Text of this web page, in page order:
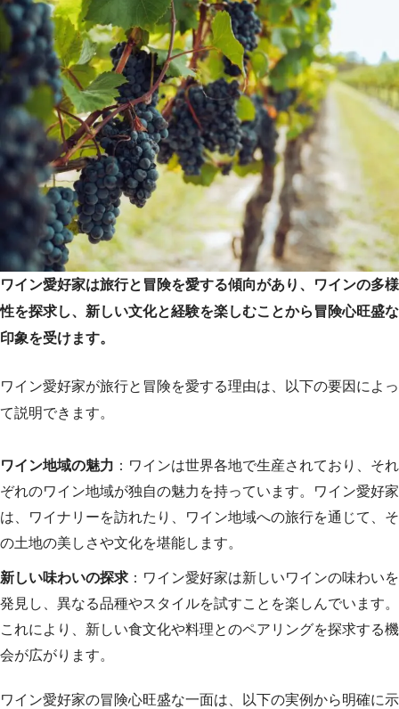
ワイン愛好家は旅行と冒険を愛する傾向があり、ワインの多様
性を探求し、新しい文化と経験を楽しむことから冒険心旺盛な
印象を受けます。
ワイン愛好家が旅行と冒険を愛する理由は、以下の要因によっ
て説明できます。
ワイン地域の魅力 ：ワインは世界各地で生産されており、それ
ぞれのワイン地域が独自の魅力を持っています。ワイン愛好家
は、ワイナリーを訪れたり、ワイン地域への旅行を通じて、そ
の土地の美しさや文化を堪能します。
新しい味わいの探求 ：ワイン愛好家は新しいワインの味わいを
発見し、異なる品種やスタイルを試すことを楽しんでいます。
これにより、新しい食文化や料理とのペアリングを探求する機
会が広がります。
ワイン愛好家の冒険心旺盛な一面は、以下の実例から明確に示